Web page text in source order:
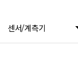
센서/계측기